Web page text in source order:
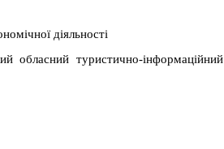
діяльності
обласний туристично-інформаційний